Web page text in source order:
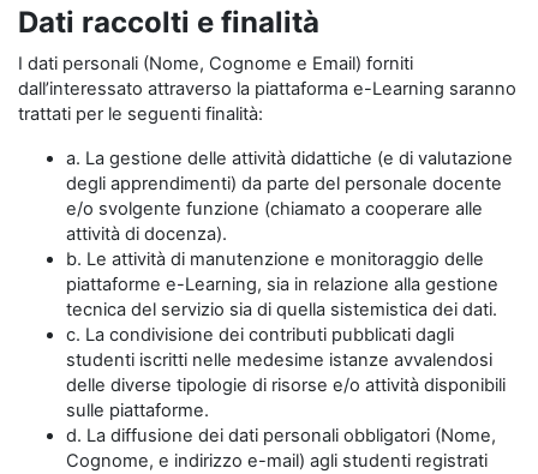
Dati raccolti e finalità
I dati personali (Nome, Cognome e Email) forniti
dall’interessato attraverso la piattaforma e-Learning saranno
trattati per le seguenti finalità:
a. La gestione delle attività didattiche (e di valutazione
degli apprendimenti) da parte del personale docente
e/o svolgente funzione (chiamato a cooperare alle
attività di docenza).
b. Le attività di manutenzione e monitoraggio delle
piattaforme e-Learning, sia in relazione alla gestione
tecnica del servizio sia di quella sistemistica dei dati.
c. La condivisione dei contributi pubblicati dagli
studenti iscritti nelle medesime istanze avvalendosi
delle diverse tipologie di risorse e/o attività disponibili
sulle piattaforme.
d. La diffusione dei dati personali obbligatori (Nome,
Cognome, e indirizzo e-mail) agli studenti registrati